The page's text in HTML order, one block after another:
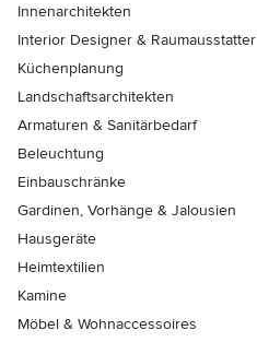
Innenarchitekten
Interior Designer & Raumausstatter
Küchenplanung
Landschaftsarchitekten
Armaturen & Sanitärbedarf
Beleuchtung
Einbauschränke
Gardinen, Vorhänge & Jalousien
Hausgeräte
Heimtextilien
Kamine
Möbel & Wohnaccessoires